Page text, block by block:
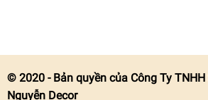
© 2020 - Bản quyền của Công Ty
Nguyễn Decor